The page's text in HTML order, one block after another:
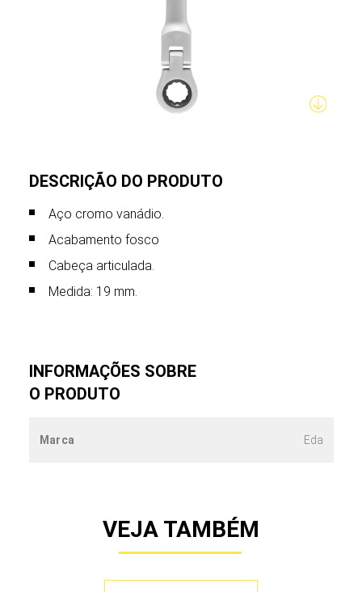
DESCRIÇÃO DO PRODUTO
Aço cromo vanádio.
Acabamento fosco
Cabeça articulada.
Medida: 19 mm.
INFORMAÇÕES SOBRE
O PRODUTO
Marca Eda
VEJA TAMBÉM